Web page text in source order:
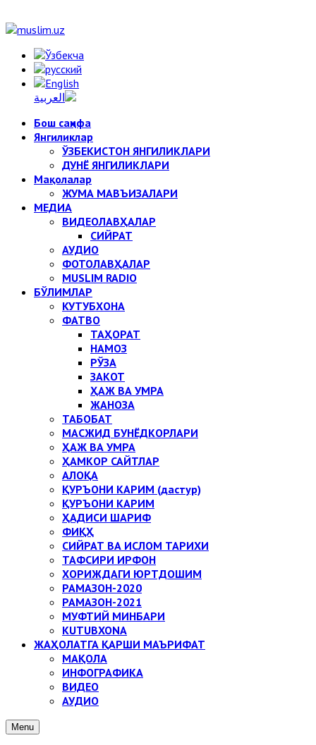
Бош саҳифа
Янгиликлар
ЎЗБЕКИСТОН ЯНГИЛИКЛАРИ
ДУНЁ ЯНГИЛИКЛАРИ
Мақолалар
ЖУМА МАВЪИЗАЛАРИ
МЕДИА
ВИДЕОЛАВҲАЛАР
СИЙРАТ
АУДИО
ФОТОЛАВҲАЛАР
MUSLIM RADIO
БЎЛИМЛАР
КУТУБХОНА
ФАТВО
ТАҲОРАТ
НАМОЗ
РЎЗА
ЗАКОТ
ҲАЖ ВА УМРА
ЖАНОЗА
ТАБОБАТ
МАСЖИД БУНЁДКОРЛАРИ
ҲАЖ ВА УМРА
ҲАМКОР САЙТЛАР
АЛОҚА
ҚУРЪОНИ КАРИМ (дастур)
ҚУРЪОНИ КАРИМ
ҲАДИСИ ШАРИФ
ФИҚҲ
СИЙРАТ ВА ИСЛОМ ТАРИХИ
ТАФСИРИ ИРФОН
ХОРИЖДАГИ ЮРТДОШИМ
РАМАЗОН-2020
РАМАЗОН-2021
МУФТИЙ МИНБАРИ
KUTUBXONA
ЖАҲОЛАТГА ҚАРШИ МАЪРИФАТ
МАҚОЛА
ИНФОГРАФИКА
ВИДЕО
АУДИО
Menu